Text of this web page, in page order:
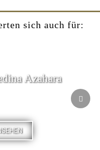
sich auch für:
Azahara